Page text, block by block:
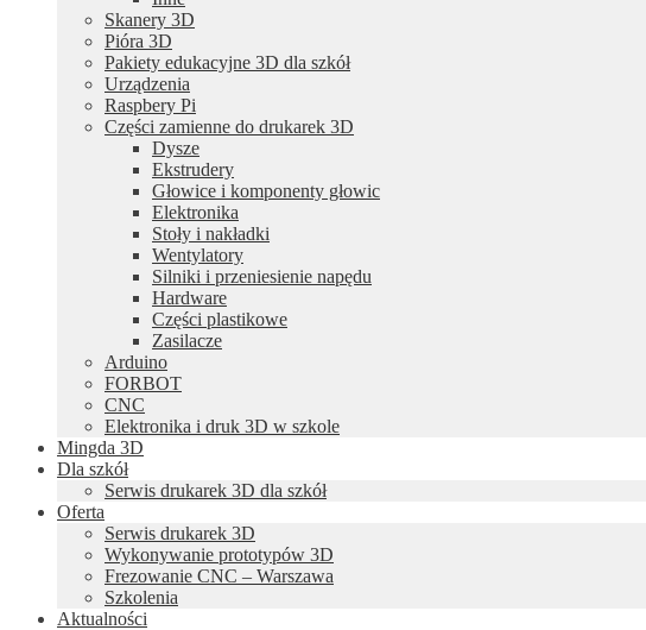
Skanery 3D
Pióra 3D
Pakiety edukacyjne 3D dla szkół
Urządzenia
Raspbery Pi
Części zamienne do drukarek 3D
Dysze
Ekstrudery
Głowice i komponenty głowic
Elektronika
Stoły i nakładki
Wentylatory
Silniki i przeniesienie napędu
Hardware
Części plastikowe
Zasilacze
Arduino
FORBOT
CNC
Elektronika i druk 3D w szkole
Mingda 3D
Dla szkół
Serwis drukarek 3D dla szkół
Oferta
Serwis drukarek 3D
Wykonywanie prototypów 3D
Frezowanie CNC – Warszawa
Szkolenia
Aktualności